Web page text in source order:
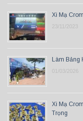
Xi Mạ
23/11/2023
Làm Bảng
01/03/2026
Xi Mạ
Trọng